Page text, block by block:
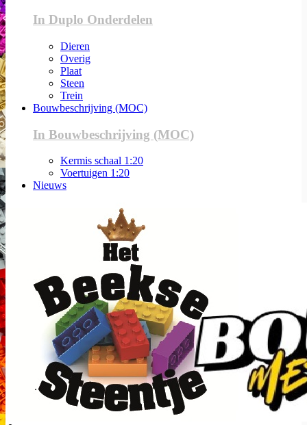
In Duplo Onderdelen
Dieren
Overig
Plaat
Steen
Trein
Bouwbeschrijving (MOC)
In Bouwbeschrijving (MOC)
Kermis schaal 1:20
Voertuigen 1:20
Nieuws